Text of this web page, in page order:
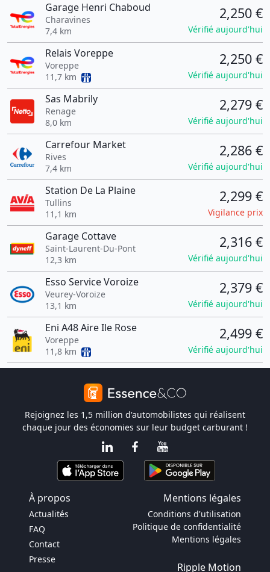
Garage Henri Chaboud
Charavines
7,4 km
2,250 €
Vérifié aujourd'hui
Relais Voreppe
Voreppe
11,7 km
2,250 €
Vérifié aujourd'hui
Sas Mabrily
Renage
8,0 km
2,279 €
Vérifié aujourd'hui
Carrefour Market
Rives
7,4 km
2,286 €
Vérifié aujourd'hui
Station De La Plaine
Tullins
11,1 km
2,299 €
Vigilance prix
Garage Cottave
Saint-Laurent-Du-Pont
12,3 km
2,316 €
Vérifié aujourd'hui
Esso Service Voroize
Veurey-Voroize
13,1 km
2,379 €
Vérifié aujourd'hui
Eni A48 Aire Ile Rose
Voreppe
11,8 km
2,499 €
Vérifié aujourd'hui
Rejoignez les 1,5 million d'automobilistes qui réalisent
chaque jour des économies sur leur budget carburant !
À propos Mentions légales
Actualités
FAQ
Contact
Presse
Conditions d'utilisation
Politique de confidentialité
Mentions légales
Ripple Motion